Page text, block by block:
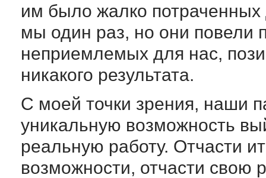
им было жалко потраченных
мы один раз, но они повели
неприемлемых для нас,
никакого результата.
С моей точки зрения, наши
уникальную возможность
реальную работу. Отчасти
возможности, отчасти свою